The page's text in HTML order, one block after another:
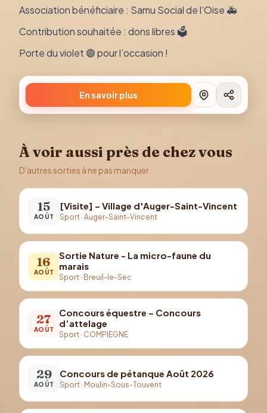
Association bénéficiaire : Samu Social de l’Oise 🚑
Contribution souhaitée : dons libres 🗳️
Porte du violet 🟣 pour l’occasion !
En savoir plus
À voir aussi près de chez vous
D'autres sorties à ne pas manquer.
15
AOÛT
[Visite] – Village d'Auger-Saint-Vincent
Sport · Auger-Saint-Vincent
16
AOÛT
Sortie Nature - La micro-faune du
marais
Sport · Breuil-le-Sec
27
AOÛT
Concours équestre – Concours
d’attelage
Sport · COMPIEGNE
29
AOÛT
Concours de pétanque Août 2026
Sport · Moulin-Sous-Touvent